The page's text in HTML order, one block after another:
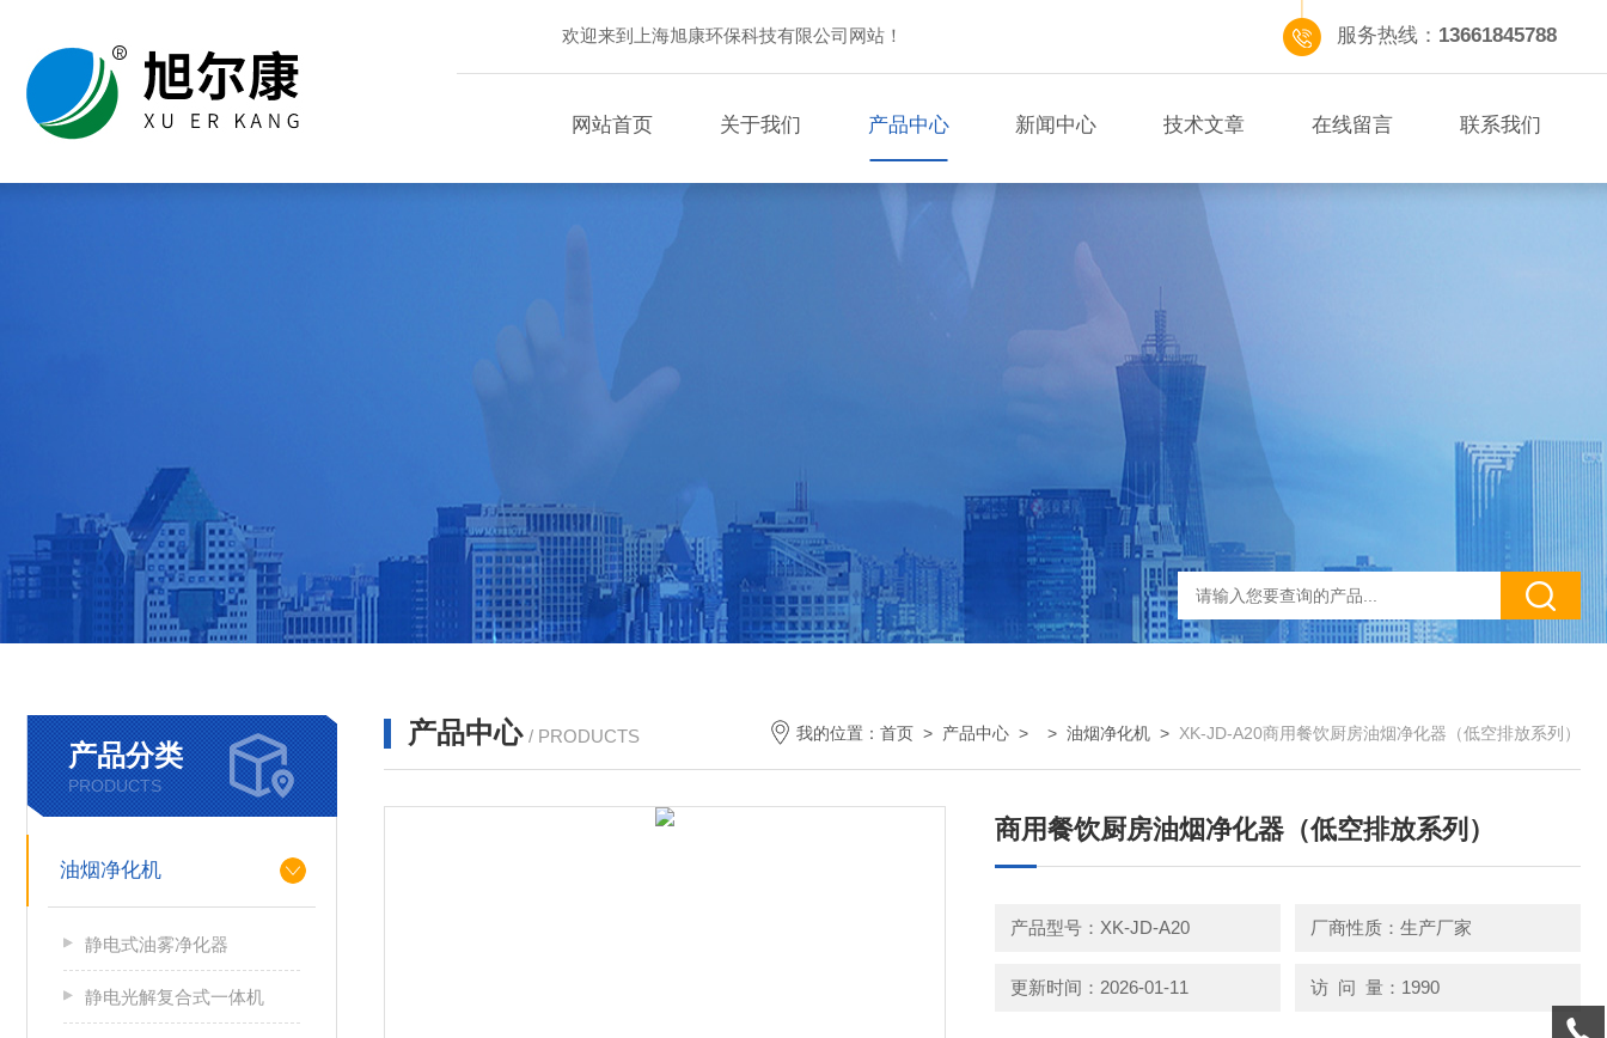
欢迎来到上海旭康环保科技有限公司网站！ 服务热线： 13661845788
网站首页 关于我们 产品中心 新闻中心 技术文章 在线留言 联系我们
产品分类
PRODUCTS
油烟净化机
静电式油雾净化器
静电光解复合式一体机
产品中心 / PRODUCTS 我的位置： 首页 > 产品中心 > > 油烟净化机 > XK-JD-A20商用餐饮厨房油烟净化器（低空排放系列）
商用餐饮厨房油烟净化器（低空排放系列）
产品型号：XK-JD-A20 厂商性质：生产厂家
更新时间：2026-01-11 访 问 量：1990